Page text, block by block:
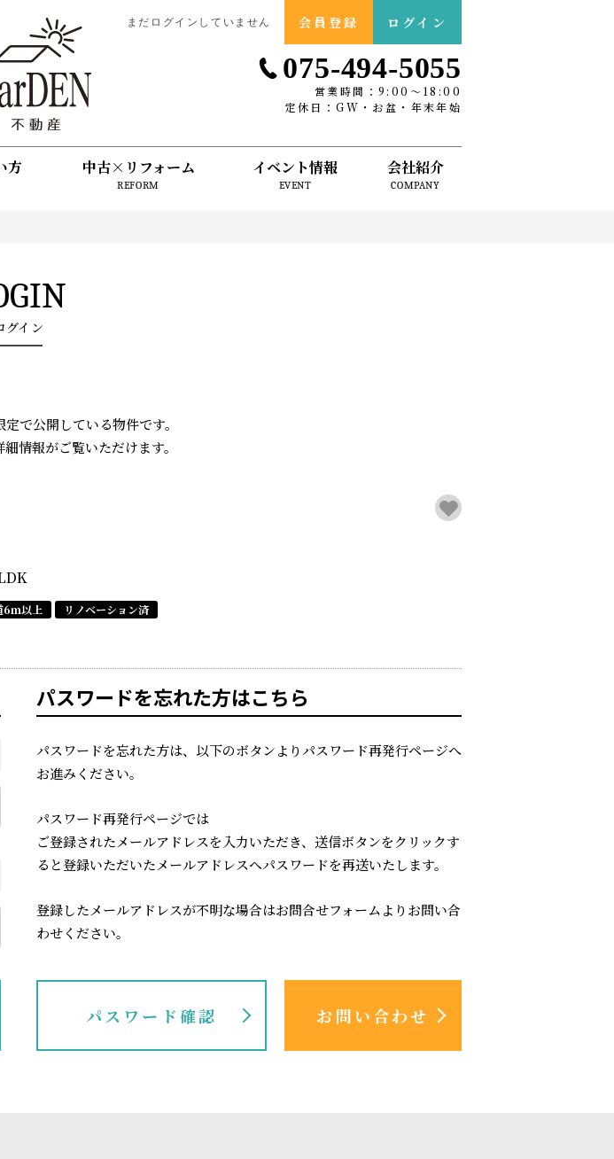
まだログインしていません 会員登録 ログイン
075-494-5055
営業時間：9:00〜18:00
定休日：GW・お盆・年末年始
方 中古×リフォーム
REFORM
イベント情報
EVENT
会社紹介
COMPANY
グイン
で公開している物件です。
情報がご覧いただけます。
6ｍ以上 リノベーション済
パスワードを忘れた方はこちら
パスワードを忘れた方は、以下のボタンよりパスワード再発行ページへ
お進みください。
パスワード再発行ページでは
ご登録されたメールアドレスを入力いただき、送信ボタンをクリックす
ると登録いただいたメールアドレスへパスワードを再送いたします。
登録したメールアドレスが不明な場合はお問合せフォームよりお問い合
わせください。
パスワード確認 お問い合わせ